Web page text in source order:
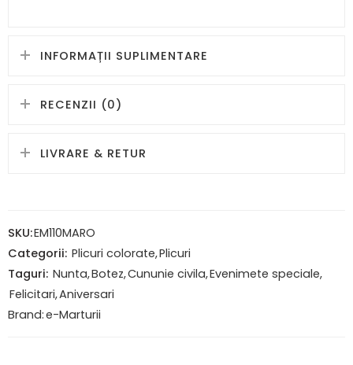
INFORMAȚII SUPLIMENTARE
RECENZII (0)
LIVRARE & RETUR
SKU:EM110MARO
Categorii: Plicuri colorate,Plicuri
Taguri: Nunta,Botez,Cununie civila,Evenimete speciale,
Felicitari,Aniversari
Brand:e-Marturii